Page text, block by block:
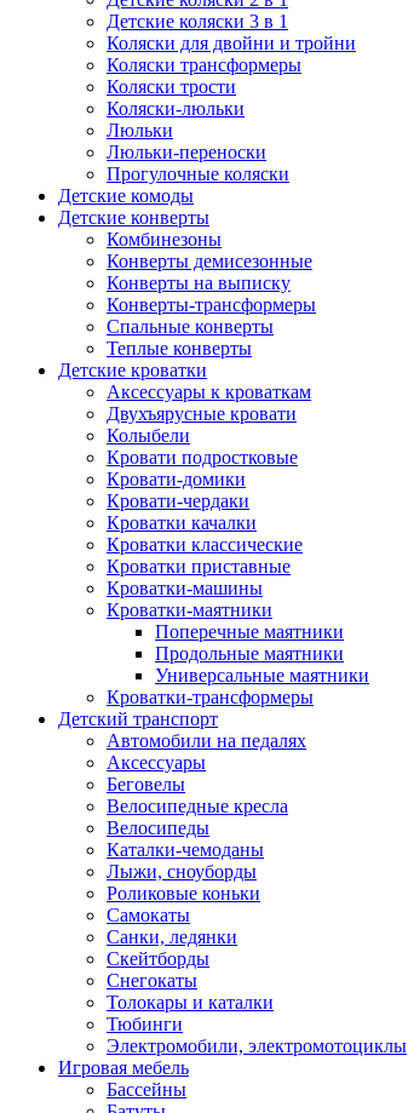
Детские коляски 3 в 1
Коляски для двойни и тройни
Коляски трансформеры
Коляски трости
Коляски-люльки
Люльки
Люльки-переноски
Прогулочные коляски
Детские комоды
Детские конверты
Комбинезоны
Конверты демисезонные
Конверты на выписку
Конверты-трансформеры
Спальные конверты
Теплые конверты
Детские кроватки
Аксессуары к кроваткам
Двухъярусные кровати
Колыбели
Кровати подростковые
Кровати-домики
Кровати-чердаки
Кроватки качалки
Кроватки классические
Кроватки приставные
Кроватки-машины
Кроватки-маятники
Поперечные маятники
Продольные маятники
Универсальные маятники
Кроватки-трансформеры
Детский транспорт
Автомобили на педалях
Аксессуары
Беговелы
Велосипедные кресла
Велосипеды
Каталки-чемоданы
Лыжи, сноуборды
Роликовые коньки
Самокаты
Санки, ледянки
Скейтборды
Снегокаты
Толокары и каталки
Тюбинги
Электромобили, электромотоциклы
Игровая мебель
Бассейны